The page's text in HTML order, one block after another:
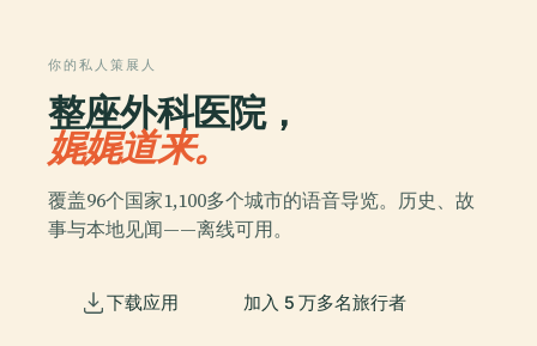
你的私人策展人
整座外科医院，
娓娓道来。
覆盖96个国家1,100多个城市的语音导览。历史、故
事与本地见闻——离线可用。
下载应用 加入 5 万多名旅行者